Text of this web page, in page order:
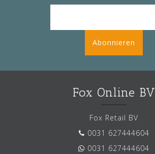
Abonnieren
Fox Online BV
Fox Retail BV
0031 627444604
0031 627444604